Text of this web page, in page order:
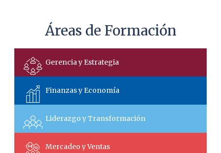
Áreas de Formación
Gerencia y Estrategia
Finanzas y Economía
Liderazgo y Transformación
Mercadeo y Ventas